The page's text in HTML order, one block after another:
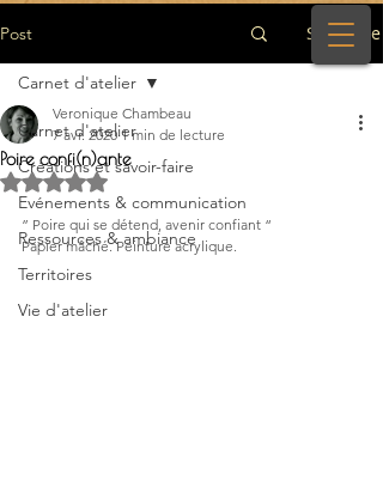
Post S'inscrire
Carnet d'atelier
Créations et savoir-faire
Evénements & communication
Ressources & ambiance
Territoires
Vie d'atelier
Carnet d'atelier
Poire confi(n)ante
Veronique Chambeau
7 avr. 2020 1 min de lecture
Noté NaN étoiles sur 5.
” Poire qui se détend, avenir confiant “
Papier mâché. Peinture acrylique.